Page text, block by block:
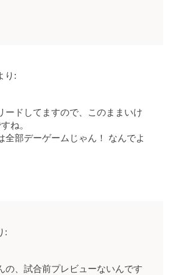
り:
ードしてますので、このままいけ
ね。
全部デーゲームじゃん！ なんでよ
:
の、試合前プレビューないんです